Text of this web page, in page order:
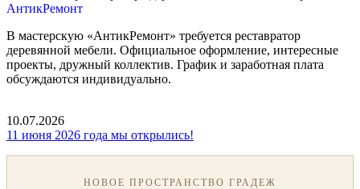
В мастерскую «АнтикРемонт» требуется реставратор
деревянной мебели. Официальное оформление, интересные
проекты, дружный коллектив. График и заработная плата
обсуждаются индивидуально.
10.07.2026
11 июня 2026 года мы открылись!
НОВОЕ ПРОСТРАНСТВО ГРАДЕЖ